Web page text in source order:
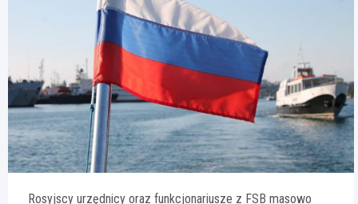
Rosyjscy urzędnicy oraz funkcjonariusze z FSB masowo